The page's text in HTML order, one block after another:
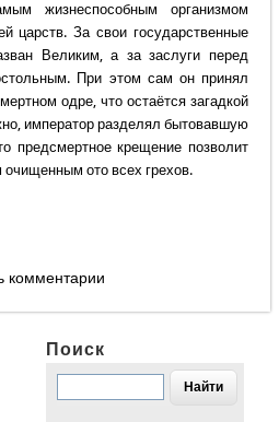
жизнеспособным организмом
царств. За свои государственные
Великим, а за заслуги перед
При этом сам он принял
одре, что остаётся загадкой
император разделял бытовавшую
предсмертное крещение позволит
ото всех грехов.
комментарии
Поиск